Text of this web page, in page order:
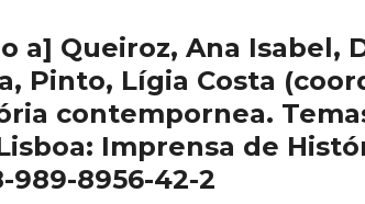
a] Queiroz, Ana Isabel,
Pinto, Lígia Costa
contempornea.
Imprensa de
989-8956-42-2